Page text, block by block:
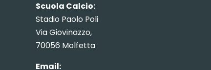
Scuola Calcio:
Stadio Paolo Poli
Via Giovinazzo,
70056 Molfetta
Email: